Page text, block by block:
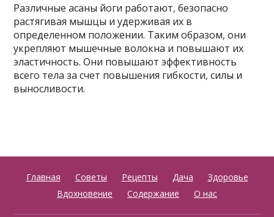
Различные асаны йоги работают, безопасно
растягивая мышцы и удерживая их в
определенном положении. Таким образом, они
укрепляют мышечные волокна и повышают их
эластичность. Они повышают эффективность
всего тела за счет повышения гибкости, силы и
выносливости.
Главная Советы Рецепты Дача
Здоровье
Вдохновение
Содержание О нас